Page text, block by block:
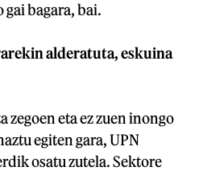
bagara, bai.
alderatuta, eskuina
zegoen eta ez zuen inongo
egiten gara, UPN
osatu zutela. Sektore